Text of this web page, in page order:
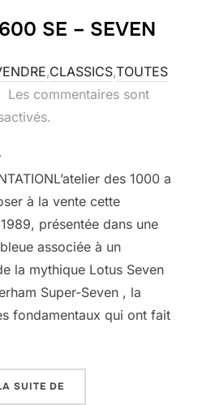
SE – SEVEN
,CLASSICS,TOUTES
Les commentaires sont
des 1000 a
à la vente cette
présentée dans une
associée à un
la mythique Lotus Seven
Super-Seven , la
fondamentaux qui ont fait
SUITE DE